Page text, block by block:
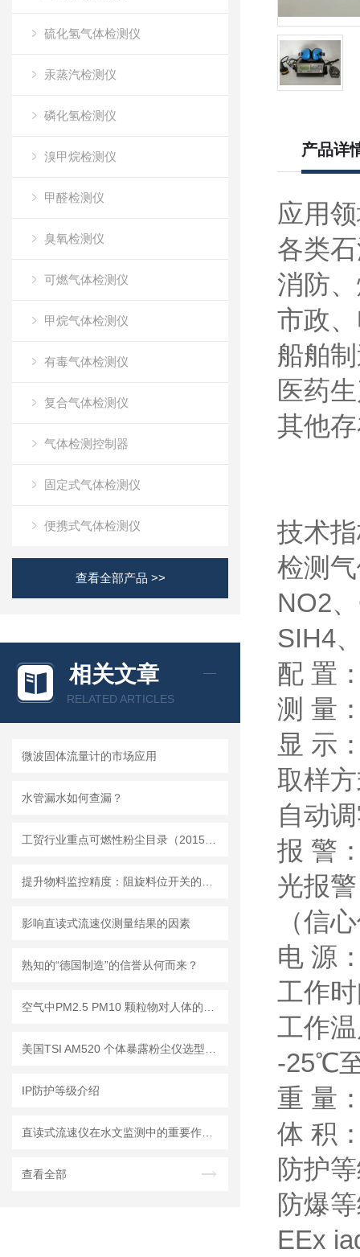
硫化氢气体检测仪
汞蒸汽检测仪
磷化氢检测仪
溴甲烷检测仪
甲醛检测仪
臭氧检测仪
可燃气体检测仪
甲烷气体检测仪
有毒气体检测仪
复合气体检测仪
气体检测控制器
固定式气体检测仪
便携式气体检测仪
查看全部产品 >>
相关文章
RELATED ARTICLES
微波固体流量计的市场应用
水管漏水如何查漏？
影响直读式流速仪测量结果的因素
熟知的“德国制造”的信誉从何而来？
IP防护等级介绍
查看全部
产品详
应用
各类
消防
市政
船舶
医药
其他
技术
检测
NO2
SIH4
配 置
测 量
显 示
取样
自动
报 警
光报
（信
电 源
工作
工作
-25℃
重 量
体 积
防护
防爆
EEx